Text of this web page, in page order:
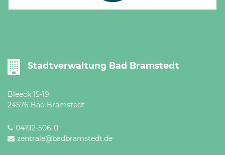
Stadtverwaltung Bad Bramstedt
Bleeck 15-19
24576 Bad Bramstedt
04192-506-0
zentrale@badbramstedt.de